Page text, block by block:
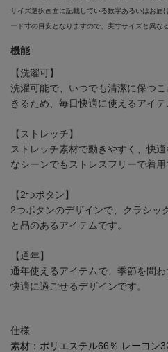
サイズ選択画面に記載している数字あるいはお届
ード寸の目安となりますので、実寸サイズと異な
機能
【洗濯可】
洗濯可能で、いつでも清潔に保つ
きるため、毎日快適に使えるアイテ
【ストレッチ】
ストレッチ素材で動きやすく、快
なシーンでもストレスフリーで着用
【2つボタン】
2つボタンのデザインで、クラシッ
と品のあるアイテムです。
【通年】
通年使えるアイテムで、季節を問
快適に過ごせるデザインです。
仕様
素材： ポリエステル66％ レーヨン